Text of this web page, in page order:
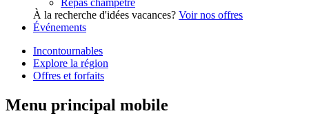
À la recherche d'idées vacances? Voir nos offres
Événements
Incontournables
Explore la région
Offres et forfaits
Menu principal mobile